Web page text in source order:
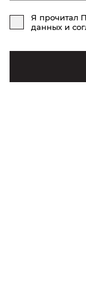
Я прочитал
данных и